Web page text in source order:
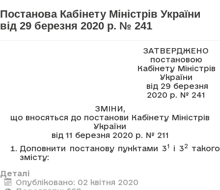
Постанова Кабінету Міністрів України
від 29 березня 2020 р. № 241
ЗАТВЕРДЖЕНО
постановою
Кабінету Міністрів
України
від 29 березня
2020 р. № 241
ЗМІНИ,
що вносяться до постанови Кабінету Міністрів
України
від 11 березня 2020 р. № 211
Доповнити постанову пунктами 31 і 32
такого
змісту:
Деталі
Опубліковано: 02 квітня 2020